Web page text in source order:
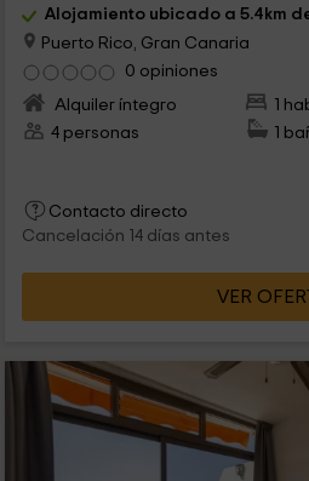
Alojamiento ubicado a 5.4km
Puerto Rico, Gran Canaria
0 opiniones
Alquiler íntegro
1
4 personas
1
Contacto directo
Cancelación 14 días antes
VER